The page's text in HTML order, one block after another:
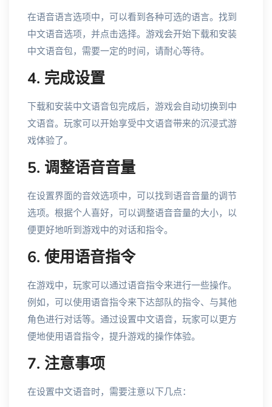
在语音语言选项中，可以看到各种可选的语言。找到
中文语音选项，并点击选择。游戏会开始下载和安装
中文语音包，需要一定的时间，请耐心等待。
4. 完成设置
下载和安装中文语音包完成后，游戏会自动切换到中
文语音。玩家可以开始享受中文语音带来的沉浸式游
戏体验了。
5. 调整语音音量
在设置界面的音效选项中，可以找到语音音量的调节
选项。根据个人喜好，可以调整语音音量的大小，以
便更好地听到游戏中的对话和指令。
6. 使用语音指令
在游戏中，玩家可以通过语音指令来进行一些操作。
例如，可以使用语音指令来下达部队的指令、与其他
角色进行对话等。通过设置中文语音，玩家可以更方
便地使用语音指令，提升游戏的操作体验。
7. 注意事项
在设置中文语音时，需要注意以下几点：